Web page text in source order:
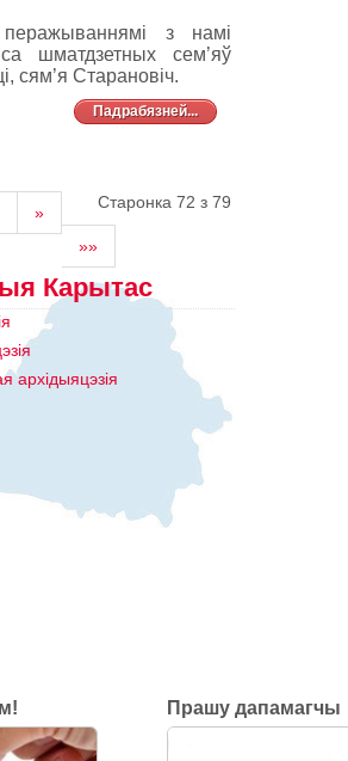
з намі
шматдзетных сем’яў
сям’я Старановіч.
Падрабязней...
Старонка 72 з 79
»
»»
Карытас
архідыяцэзія
Прашу дапамагчы